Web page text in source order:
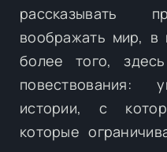
рассказывать
воображать мир, в
более того,
повествования:
истории, с
которые